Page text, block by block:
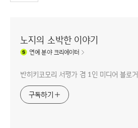
노지의 소박한 이야기
연예분야 크리에이터
반히키코모리 서평가 겸 1인 미디어 블로거
구독하기